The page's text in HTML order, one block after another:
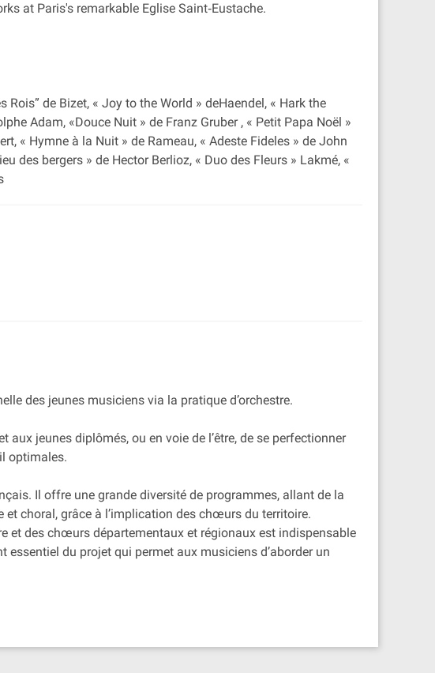
at Paris's remarkable Eglise Saint‐Eustache.
de Bizet, « Joy to the World » deHaendel, « Hark the
Adam, «Douce Nuit » de Franz Gruber , « Petit Papa Noël »
« Hymne à la Nuit » de Rameau, « Adeste Fideles » de John
des bergers » de Hector Berlioz, « Duo des Fleurs » Lakmé, «
des jeunes musiciens via la pratique d’orchestre.
jeunes diplômés, ou en voie de l’être, de se perfectionner
optimales.
Il offre une grande diversité de programmes, allant de la
choral, grâce à l’implication des chœurs du territoire.
et des chœurs départementaux et régionaux est indispensable
du projet qui permet aux musiciens d’aborder un